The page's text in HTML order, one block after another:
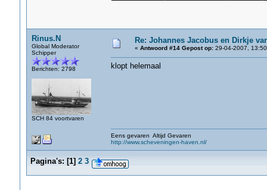
Rinus.N
Global Moderator
Schipper
Berichten: 2798
SCH 84 voortvaren
Re: Johannes Jacobus en Dirkje
« Antwoord #14 Gepost op:29-04-2007,
klopt helemaal
Eens gevaren Altijd Gevaren
http://www.scheveningen-haven.nl/
Pagina's: [1] 2 3